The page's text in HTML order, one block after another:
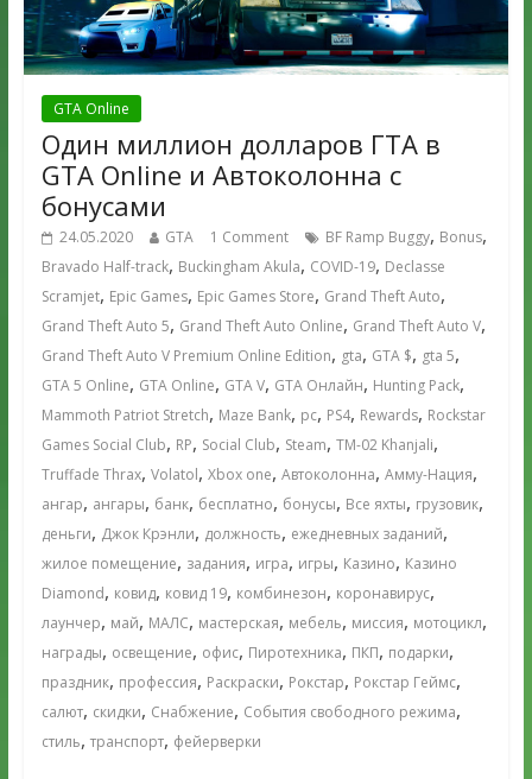
GTA Online
Один миллион долларов ГТА в
GTA Online и Автоколонна с
бонусами
24.05.2020 GTA 1 Comment BF Ramp Buggy, Bonus,
Bravado Half-track, Buckingham Akula, COVID-19, Declasse
Scramjet, Epic Games, Epic Games Store, Grand Theft Auto,
Grand Theft Auto 5, Grand Theft Auto Online, Grand Theft Auto V,
Grand Theft Auto V Premium Online Edition, gta, GTA $, gta 5,
GTA 5 Online, GTA Online, GTA V, GTA Онлайн, Hunting Pack,
Mammoth Patriot Stretch, Maze Bank, pc, PS4, Rewards, Rockstar
Games Social Club, RP, Social Club, Steam, TM-02 Khanjali,
Truffade Thrax, Volatol, Xbox one, Автоколонна, Амму-Нация,
ангар, ангары, банк, бесплатно, бонусы, Все яхты, грузовик,
деньги, Джок Крэнли, должность, ежедневных заданий,
жилое помещение, задания, игра, игры, Казино, Казино
Diamond, ковид, ковид 19, комбинезон, коронавирус,
лаунчер, май, МАЛС, мастерская, мебель, миссия, мотоцикл,
награды, освещение, офис, Пиротехника, ПКП, подарки,
праздник, профессия, Раскраски, Рокстар, Рокстар Геймс,
салют, скидки, Снабжение, События свободного режима,
стиль, транспорт, фейерверки